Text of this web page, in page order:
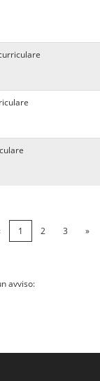
1 2 3 »
avviso: